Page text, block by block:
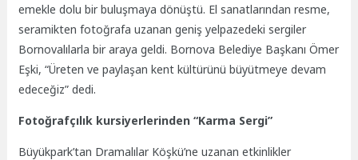
emekle dolu bir buluşmaya dönüştü. El sanatlarından resme,
seramikten fotoğrafa uzanan geniş yelpazedeki sergiler
Bornovalılarla bir araya geldi. Bornova Belediye Başkanı Ömer
Eşki, “Üreten ve paylaşan kent kültürünü büyütmeye devam
edeceğiz” dedi.
Fotoğrafçılık kursiyerlerinden “Karma Sergi”
Büyükpark’tan Dramalılar Köşkü’ne uzanan etkinlikler